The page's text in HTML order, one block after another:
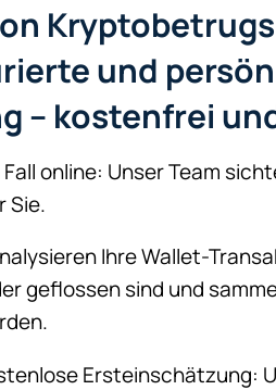
und
– kostenfrei
Fall online: Unser Team
Sie.
Ihre Wallet-
geflossen sind und
Ersteinschätzung: